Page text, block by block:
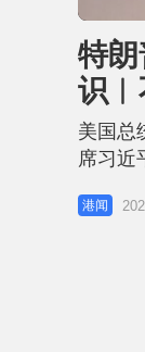
t
特
识
美国总
席习近
15日
共识。
港闻